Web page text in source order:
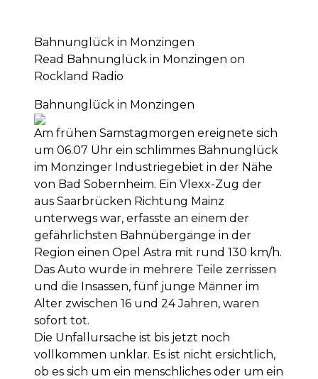
Bahnunglück in Monzingen
Read Bahnunglück in Monzingen on
Rockland Radio
Bahnunglück in Monzingen
Am frühen Samstagmorgen ereignete sich
um 06.07 Uhr ein schlimmes Bahnunglück
im Monzinger Industriegebiet in der Nähe
von Bad Sobernheim. Ein Vlexx-Zug der
aus Saarbrücken Richtung Mainz
unterwegs war, erfasste an einem der
gefährlichsten Bahnübergänge in der
Region einen Opel Astra mit rund 130 km/h.
Das Auto wurde in mehrere Teile zerrissen
und die Insassen, fünf junge Männer im
Alter zwischen 16 und 24 Jahren, waren
sofort tot.
Die Unfallursache ist bis jetzt noch
vollkommen unklar. Es ist nicht ersichtlich,
ob es sich um ein menschliches oder um ein